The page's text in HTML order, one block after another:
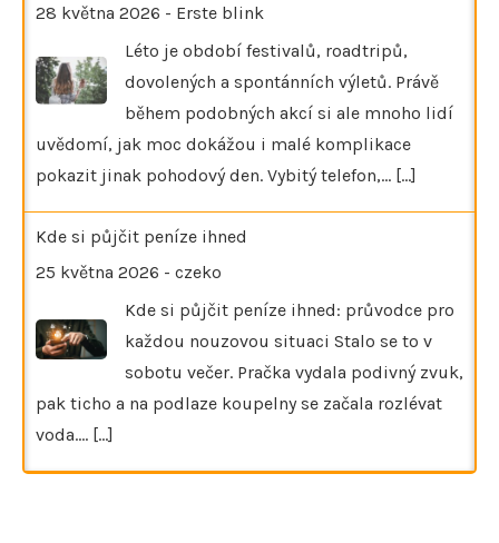
28 května 2026 - Erste blink
Léto je období festivalů, roadtripů,
dovolených a spontánních výletů. Právě
během podobných akcí si ale mnoho lidí
uvědomí, jak moc dokážou i malé komplikace
pokazit jinak pohodový den. Vybitý telefon,… [...]
Kde si půjčit peníze ihned
25 května 2026 - czeko
Kde si půjčit peníze ihned: průvodce pro
každou nouzovou situaci Stalo se to v
sobotu večer. Pračka vydala podivný zvuk,
pak ticho a na podlaze koupelny se začala rozlévat
voda.… [...]